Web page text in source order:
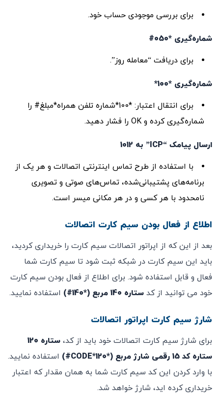
برای بررسی موجودی حساب خود.
شماره‌گیری *050#
برای دریافت “معامله روز”.
شماره‌گیری *100*
برای انتقال اعتبار: *100*شماره تلفن همراه*مبلغ# را
شماره‌گیری کرده و OK را فشار دهید.
ارسال پیامک “ICP” به 1012
با استفاده از طرح تماس اینترنتی اتصالات و هر یک از
برنامه‌های پشتیبانی‌شده، تماس‌های صوتی و تصویری
نامحدود با هر کسی و در هر مکانی میسر است.
اطلاع از فعال بودن سیم کارت اتصالات
بعد از این که از اپراتور اتصالات سیم کارت را خریداری کردید،
باید این سیم کارت در شبکه ثبت شود تا سیم کارت شما
فعال و قابل استفاده شود. برای اطلاع از فعال بودن سیم کارت
خود می توانید از کد ستاره 140 مربع (*140#) استفاده نمایید.
شارژ سیم کارت اپراتور اتصالات
برای شارژ سیم کارت اتصالات خود باید از کد،
ستاره 120
ستاره کد 15 رقمی شارژ مربع (*120*CODE#)
استفاده نمایید.
با وارد کردن این کد سیم کارت شما به همان مقدار که اعتبار
خریداری کرده اید، شارژ خواهد شد.